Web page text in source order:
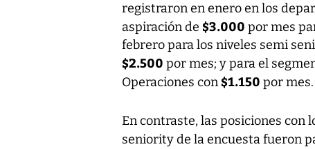
registraron en enero en los
aspiración de $3.000 por mes
febrero para los niveles semi
$2.500 por mes; y para el
Operaciones con $1.150 por mes.
En contraste, las posiciones con
seniority de la encuesta fueron